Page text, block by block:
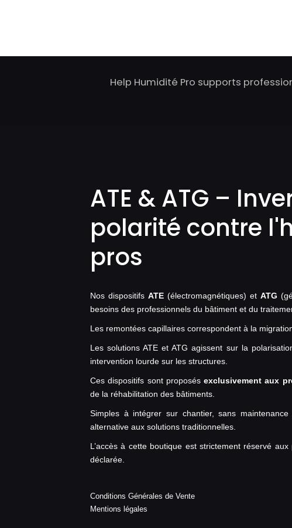
Help Humidité Pro supports
ATE & ATG –
polarité contre
pros
Nos dispositifsATE (électromagnétiques) etATG
besoins des professionnels du bâtiment et du
Les remontées capillaires correspondent à la
Les solutions ATE et ATG agissent sur la
intervention lourde sur les structures.
Ces dispositifs sont proposésexclusivement aux
de la réhabilitation des bâtiments.
Simples à intégrer sur chantier, sans
alternative aux solutions traditionnelles.
L’accès à cette boutique est strictement réservé
déclarée.
Conditions Générales de Vente
Mentions légales